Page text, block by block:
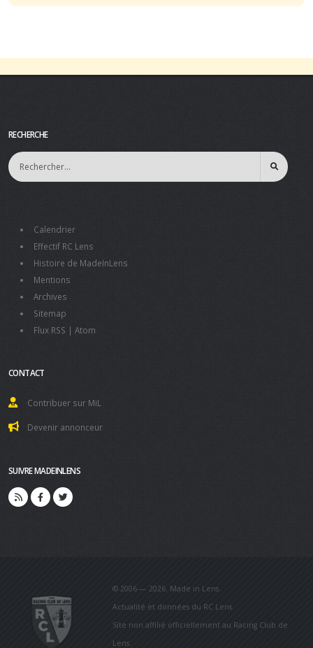
RECHERCHE
Calendrier
Effectif RC Lens
Histoire de MadeInLens
Mentions
Archives
Sitemap
Flux RSS | Atom
CONTACT
Contribuer sur MiL
Devenir annonceur
SUIVRE MADEINLENS
© 2006 — 2026. Made in Lens.
Actualité et données du RC Lens.
Site non affilié officiellement au Racing Club de
Lens.